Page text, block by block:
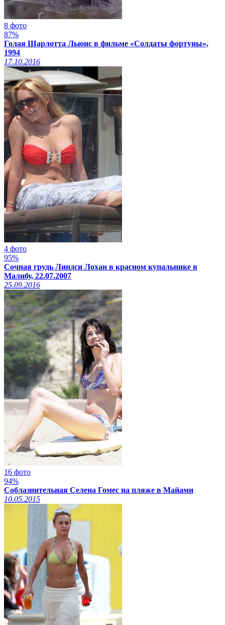
8 фото
87%
Голая Шарлотта Льюис в фильме «Солдаты фортуны»,
1994
17.10.2016
4 фото
95%
Сочная грудь Линдси Лохан в красном купальнике в
Малибу, 22.07.2007
25.09.2016
16 фото
94%
Соблазнительная Селена Гомес на пляже в Майами
10.05.2015